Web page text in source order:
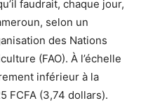
faudrait, chaque jour,
selon un
des Nations
(FAO). À l’échelle
inférieur à la
FCFA (3,74 dollars).